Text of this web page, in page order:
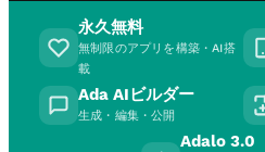
永久無料
無制限のアプリを構築・AI搭
載
Ada AIビルダー
生成・編集・公開
Adalo 3.0